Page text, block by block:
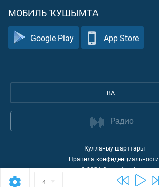
4
МОБИЛЬ ҠУШЫМТА
Google Play App Store
BA
Радио
Ҡулланыу шарттары
Правила конфиденциальности
©2026Quran Academy